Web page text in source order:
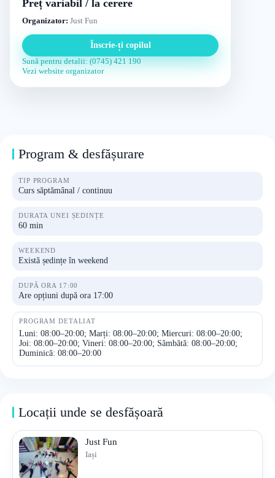
Preț variabil / la cerere
Organizator: Just Fun
Înscrie-ți copilul
Sună pentru detalii: (0745) 421 190
Vezi website organizator
Program & desfășurare
TIP PROGRAM
Curs săptămânal / continuu
DURATA UNEI ȘEDINȚE
60 min
WEEKEND
Există ședințe în weekend
DUPĂ ORA 17:00
Are opțiuni după ora 17:00
PROGRAM DETALIAT
Luni: 08:00–20:00; Marți: 08:00–20:00; Miercuri: 08:00–20:00;
Joi: 08:00–20:00; Vineri: 08:00–20:00; Sâmbătă: 08:00–20:00;
Duminică: 08:00–20:00
Locații unde se desfășoară
Just Fun
Iași